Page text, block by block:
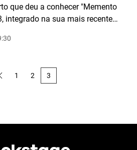
que deu a conhecer "Memento
integrado na sua mais recente
1 2 3